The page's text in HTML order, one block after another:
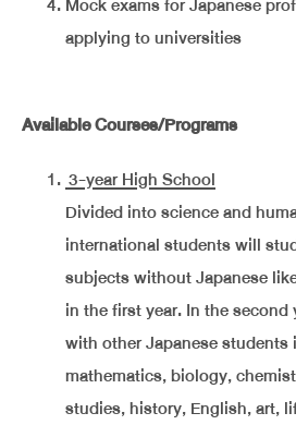
applying to universities
Available Courses/Programs
3-year High School
Divided into science and
international students will
subjects without Japanese
in the first year. In the
with other Japanese
mathematics, biology,
studies, history, English, art,